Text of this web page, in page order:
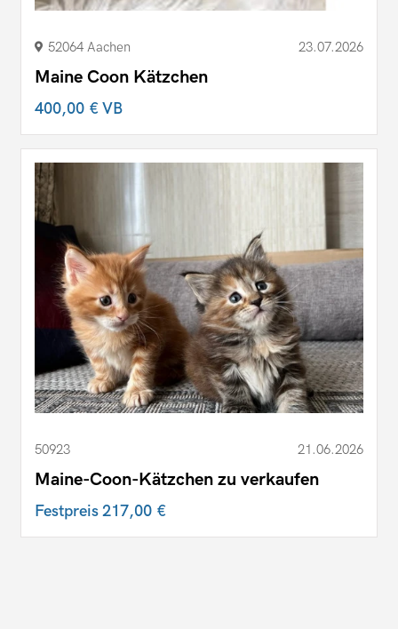
52064 Aachen 23.07.2026
Maine Coon Kätzchen
400,00 €VB
50923 21.06.2026
Maine-Coon-Kätzchen zu verkaufen
Festpreis217,00 €